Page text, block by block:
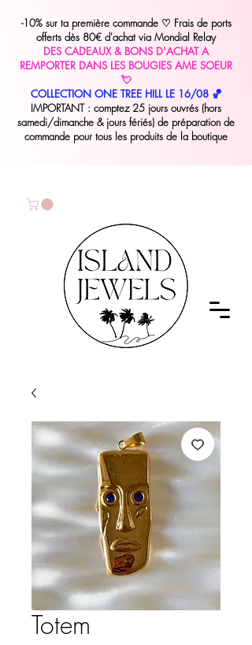
-10% sur ta première commande ♡ Frais de ports
offerts dès 80€ d'achat via Mondial Relay
DES CADEAUX & BONS D'ACHAT A
REMPORTER DANS LES BOUGIES AME SOEUR
💘
COLLECTION ONE TREE HILL LE 16/08 🏀
IMPORTANT : comptez 25 jours ouvrés (hors
samedi/dimanche & jours fériés) de préparation de
commande pour tous les produits de la boutique
Totem